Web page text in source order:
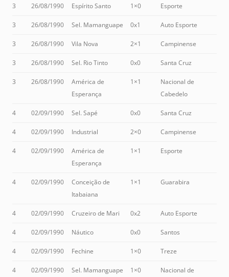
3 26/08/1990 Espírito Santo 1×0 Esporte
3 26/08/1990 Sel. Mamanguape 0x1 Auto Esporte
3 26/08/1990 Vila Nova 2×1 Campinense
3 26/08/1990 Sel. Rio Tinto 0x0 Santa Cruz
3 26/08/1990
América de
Esperança
1×1
Nacional de
Cabedelo
4 02/09/1990 Sel. Sapé 0x0 Santa Cruz
4 02/09/1990 Industrial 2×0 Campinense
4 02/09/1990
América de
Esperança
1×1 Esporte
4 02/09/1990
Conceição de
Itabaiana
1×1 Guarabira
4 02/09/1990 Cruzeiro de Mari 0x2 Auto Esporte
4 02/09/1990 Náutico 0x0 Santos
4 02/09/1990 Fechine 1×0 Treze
4 02/09/1990 Sel. Mamanguape 1×0
Nacional de